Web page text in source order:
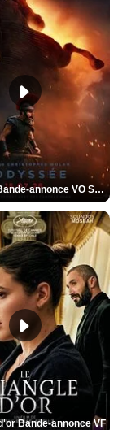
L'Odyssée Bande-annonce VO STFR
Bande-annonce VF